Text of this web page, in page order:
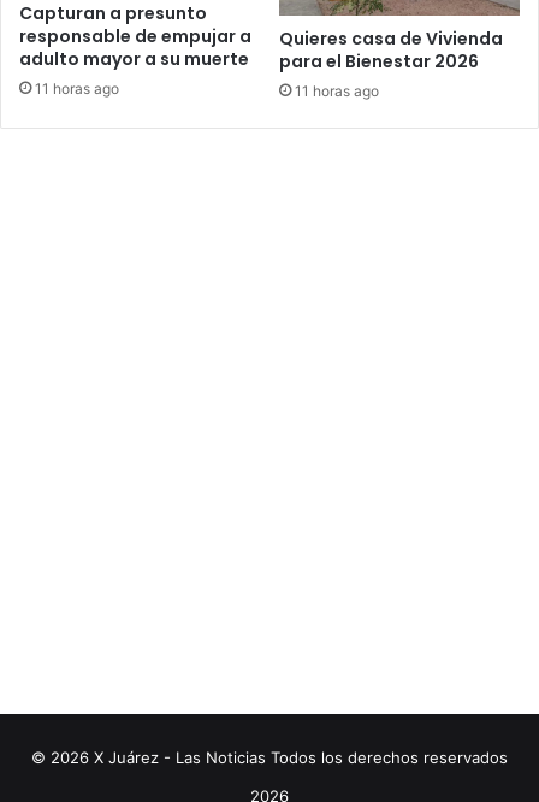
Capturan a presunto
responsable de empujar a
adulto mayor a su muerte
11 horas ago
Quieres casa de Vivienda
para el Bienestar 2026
11 horas ago
© 2026 X Juárez - Las Noticias Todos los derechos reservados
2026